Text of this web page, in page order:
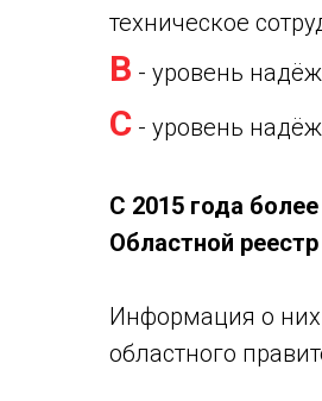
техническое
B - уровень
C - уровень
C 2015 года
Областной
Информация о
областного